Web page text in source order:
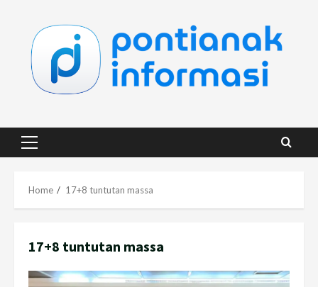
content
Primary
Home 17+8 tuntutan massa
17+8 tuntutan massa